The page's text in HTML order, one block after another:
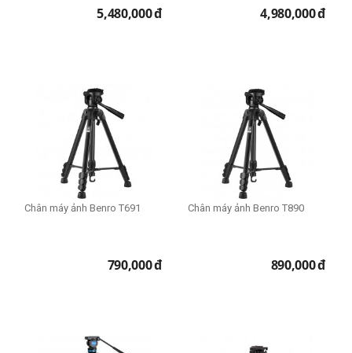
5,480,000đ 4,980,000đ
Chân máy ảnh Benro T691
790,000đ
Chân máy ảnh Benro T890
890,000đ